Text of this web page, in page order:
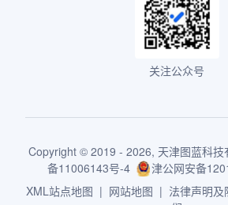
关注公众号
Copyright © 2019 - 2026, 天津图蓝科
备11006143号-4
津公网安备
XML站点地图 | 网站地图 | 法律声明及